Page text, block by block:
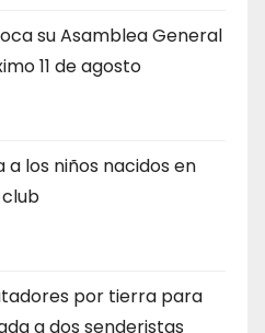
su Asamblea General
11 de agosto
a los niños nacidos en
club
por tierra para
a dos senderistas